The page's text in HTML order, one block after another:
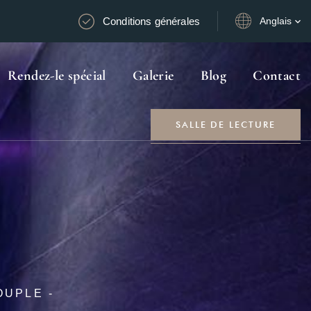
Conditions générales Anglais
Rendez-le spécial Galerie Blog Contact
SALLE DE LECTURE
-